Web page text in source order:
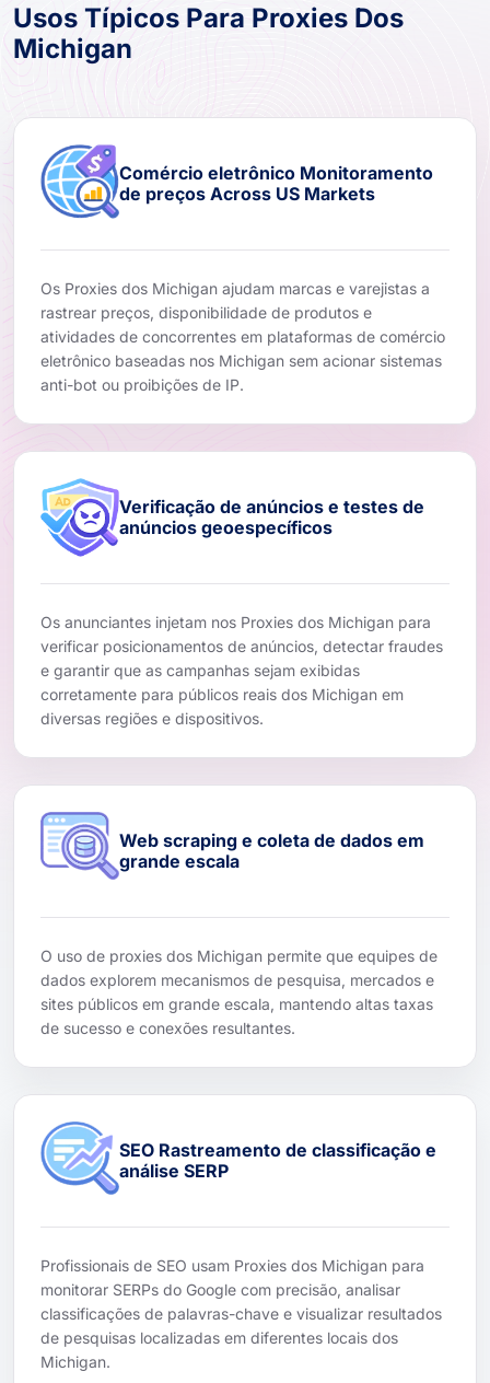
Usos Típicos Para Proxies Dos
Michigan
Comércio eletrônico Monitoramento
de preços Across US Markets
Os Proxies dos Michigan ajudam marcas e varejistas a
rastrear preços, disponibilidade de produtos e
atividades de concorrentes em plataformas de comércio
eletrônico baseadas nos Michigan sem acionar sistemas
anti-bot ou proibições de IP.
Verificação de anúncios e testes de
anúncios geoespecíficos
Os anunciantes injetam nos Proxies dos Michigan para
verificar posicionamentos de anúncios, detectar fraudes
e garantir que as campanhas sejam exibidas
corretamente para públicos reais dos Michigan em
diversas regiões e dispositivos.
Web scraping e coleta de dados em
grande escala
O uso de proxies dos Michigan permite que equipes de
dados explorem mecanismos de pesquisa, mercados e
sites públicos em grande escala, mantendo altas taxas
de sucesso e conexões resultantes.
SEO Rastreamento de classificação e
análise SERP
Profissionais de SEO usam Proxies dos Michigan para
monitorar SERPs do Google com precisão, analisar
classificações de palavras-chave e visualizar resultados
de pesquisas localizadas em diferentes locais dos
Michigan.